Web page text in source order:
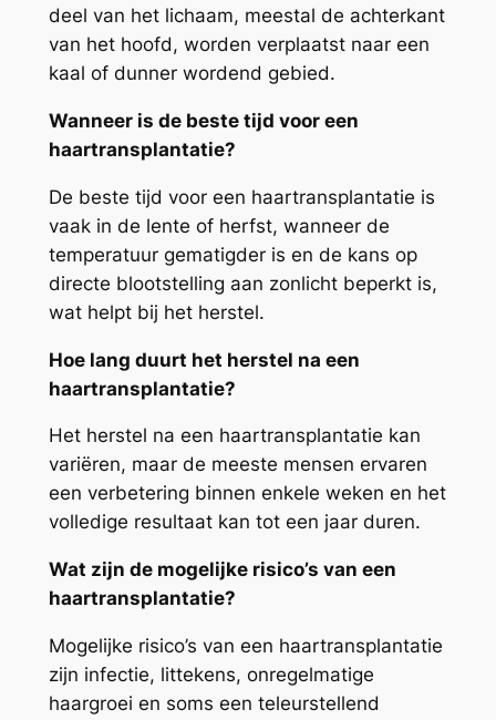
deel van het lichaam, meestal de achterkant
van het hoofd, worden verplaatst naar een
kaal of dunner wordend gebied.
Wanneer is de beste tijd voor een
haartransplantatie?
De beste tijd voor een haartransplantatie is
vaak in de lente of herfst, wanneer de
temperatuur gematigder is en de kans op
directe blootstelling aan zonlicht beperkt is,
wat helpt bij het herstel.
Hoe lang duurt het herstel na een
haartransplantatie?
Het herstel na een haartransplantatie kan
variëren, maar de meeste mensen ervaren
een verbetering binnen enkele weken en het
volledige resultaat kan tot een jaar duren.
Wat zijn de mogelijke risico’s van een
haartransplantatie?
Mogelijke risico’s van een haartransplantatie
zijn infectie, littekens, onregelmatige
haargroei en soms een teleurstellend